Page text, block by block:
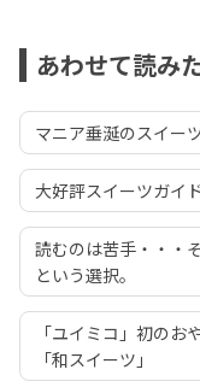
あわせて読み
マニア垂涎のスイー
大好評スイーツガイ
読むのは苦手・・・
という選択。
「ユイミコ」初の
「和スイーツ」